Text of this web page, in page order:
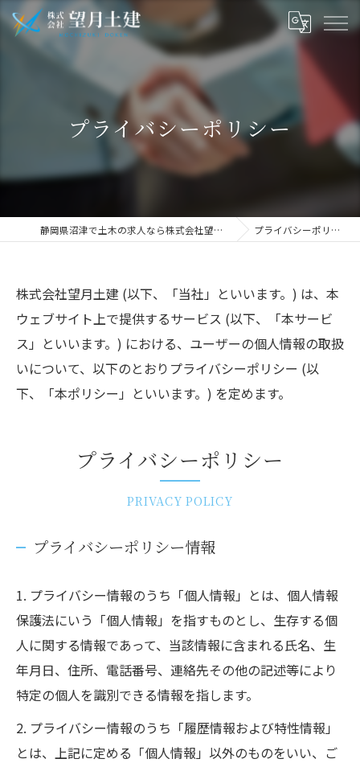
プライバシーポリシー
静岡県沼津で土木の求人なら株式会社望月土建 プライバシーポリシー
株式会社望月土建 (以下、「当社」といいます。) は、本
ウェブサイト上で提供するサービス (以下、「本サービ
ス」といいます。) における、ユーザーの個人情報の取扱
いについて、以下のとおりプライバシーポリシー (以
下、「本ポリシー」といいます。) を定めます。
プライバシーポリシー
PRIVACY POLICY
プライバシーポリシー情報
1. プライバシー情報のうち「個人情報」とは、個人情報
保護法にいう「個人情報」を指すものとし、生存する個
人に関する情報であって、当該情報に含まれる氏名、生
年月日、住所、電話番号、連絡先その他の記述等により
特定の個人を識別できる情報を指します。
2. プライバシー情報のうち「履歴情報および特性情報」
とは、上記に定める「個人情報」以外のものをいい、ご